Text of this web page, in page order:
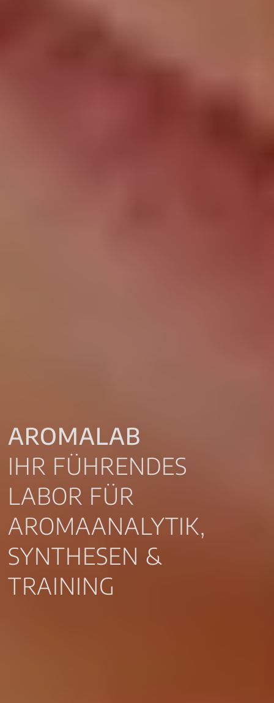
AROMALAB
IHR FÜHRENDES
LABOR FÜR
AROMAANALYTIK,
SYNTHESEN &
TRAINING